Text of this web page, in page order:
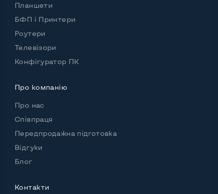
Планшети
БФП і Принтери
Роутери
Телевізори
Конфігуратор ПК
Про компанію
Про нас
Співпраця
Передпродажна підготовка
Відгуки
Блог
Контакти